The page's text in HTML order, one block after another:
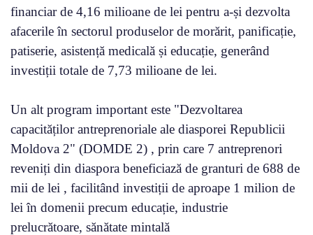
financiar de 4,16 milioane de lei pentru a-și dezvolta
afacerile în sectorul produselor de morărit, panificație,
patiserie, asistență medicală și educație, generând
investiții totale de 7,73 milioane de lei.
Un alt program important este "Dezvoltarea
capacităților antreprenoriale ale diasporei Republicii
Moldova 2" (DOMDE 2) , prin care 7 antreprenori
reveniți din diaspora beneficiază de granturi de 688 de
mii de lei , facilitând investiții de aproape 1 milion de
lei în domenii precum educație, industrie
prelucrătoare, sănătate mintală